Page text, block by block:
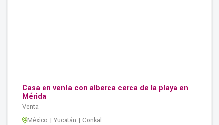
Casa en venta con alberca cerca de la playa en
Mérida
Venta
México | Yucatán | Conkal